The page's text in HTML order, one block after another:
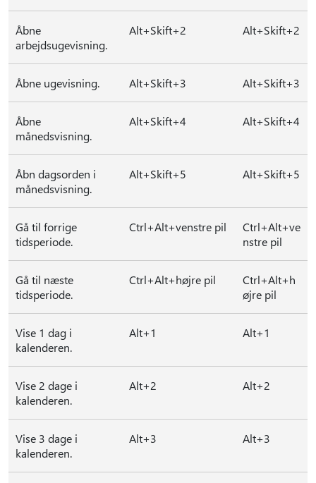
Åbne
arbejdsugevisning.
Alt+Skift+2 Alt+Skift+2
Åbne ugevisning. Alt+Skift+3 Alt+Skift+3
Åbne
månedsvisning.
Alt+Skift+4 Alt+Skift+4
Åbn dagsorden i
månedsvisning.
Alt+Skift+5 Alt+Skift+5
Gå til forrige
tidsperiode.
Ctrl+Alt+venstre pil
Ctrl+Alt+ve
nstre pil
Gå til næste
tidsperiode.
Ctrl+Alt+højre pil
Ctrl+Alt+h
øjre pil
Vise 1 dag i
kalenderen.
Alt+1 Alt+1
Vise 2 dage i
kalenderen.
Alt+2 Alt+2
Vise 3 dage i
kalenderen.
Alt+3 Alt+3